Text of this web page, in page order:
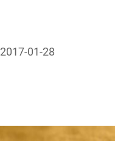
2017-01-28